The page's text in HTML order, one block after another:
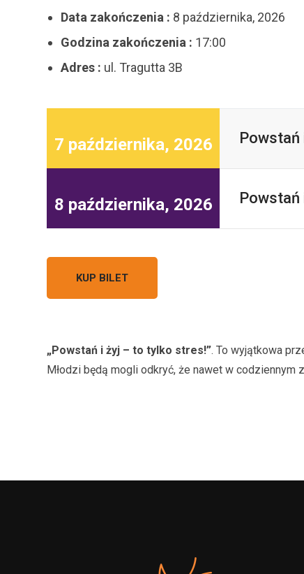
Data zakończenia : 8 października, 2026
Godzina zakończenia : 17:00
Adres : ul. Tragutta 3B
7 października, 2026
8 października, 2026
KUP BILET
„Powstań i żyj – to tylko stres!”. To wyjątkowa
Młodzi będą mogli odkryć, że nawet w codziennym